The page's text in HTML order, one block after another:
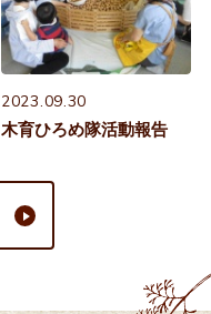
2023.09.30
木育ひろめ隊活動報告